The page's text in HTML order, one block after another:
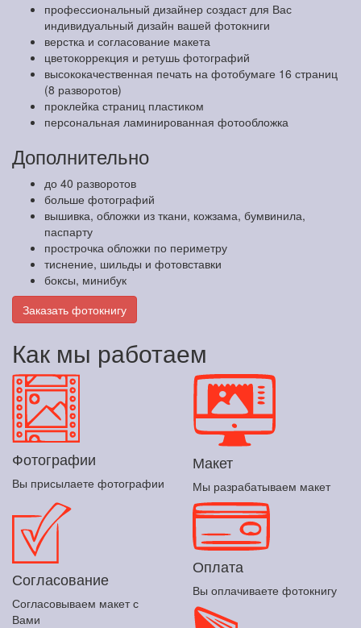
профессиональный дизайнер создаст для Вас
индивидуальный дизайн вашей фотокниги
верстка и согласование макета
цветокоррекция и ретушь фотографий
высококачественная печать на фотобумаге 16 страниц
(8 разворотов)
проклейка страниц пластиком
персональная ламинированная фотообложка
Дополнительно
до 40 разворотов
больше фотографий
вышивка, обложки из ткани, кожзама, бумвинила,
паспарту
прострочка обложки по периметру
тиснение, шильды и фотовставки
боксы, минибук
Заказать фотокнигу
Как мы работаем
Фотографии
Вы присылаете фотографии
Макет
Мы разрабатываем макет
Согласование
Согласовываем макет с
Вами
Оплата
Вы оплачиваете фотокнигу